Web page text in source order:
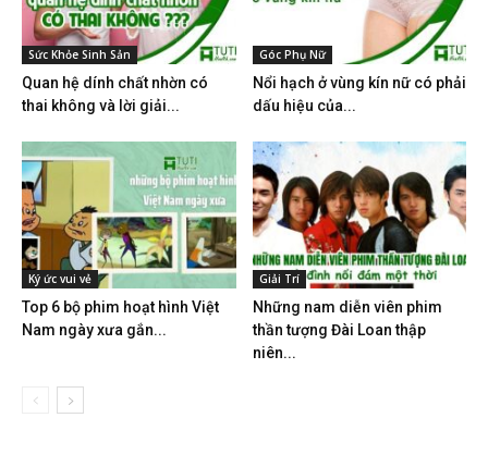
Sức Khỏe Sinh Sản
Quan hệ dính chất nhờn có
thai không và lời giải...
Góc Phụ Nữ
Nổi hạch ở vùng kín nữ có phải
dấu hiệu của...
Ký ức vui vẻ
Top 6 bộ phim hoạt hình Việt
Nam ngày xưa gắn...
Giải Trí
Những nam diễn viên phim
thần tượng Đài Loan thập
niên...